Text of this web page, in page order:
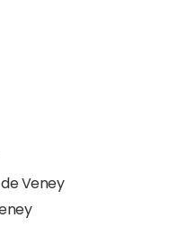
Veney